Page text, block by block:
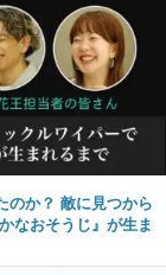
のか？ 敵に見つから
なおそうじ』が生ま